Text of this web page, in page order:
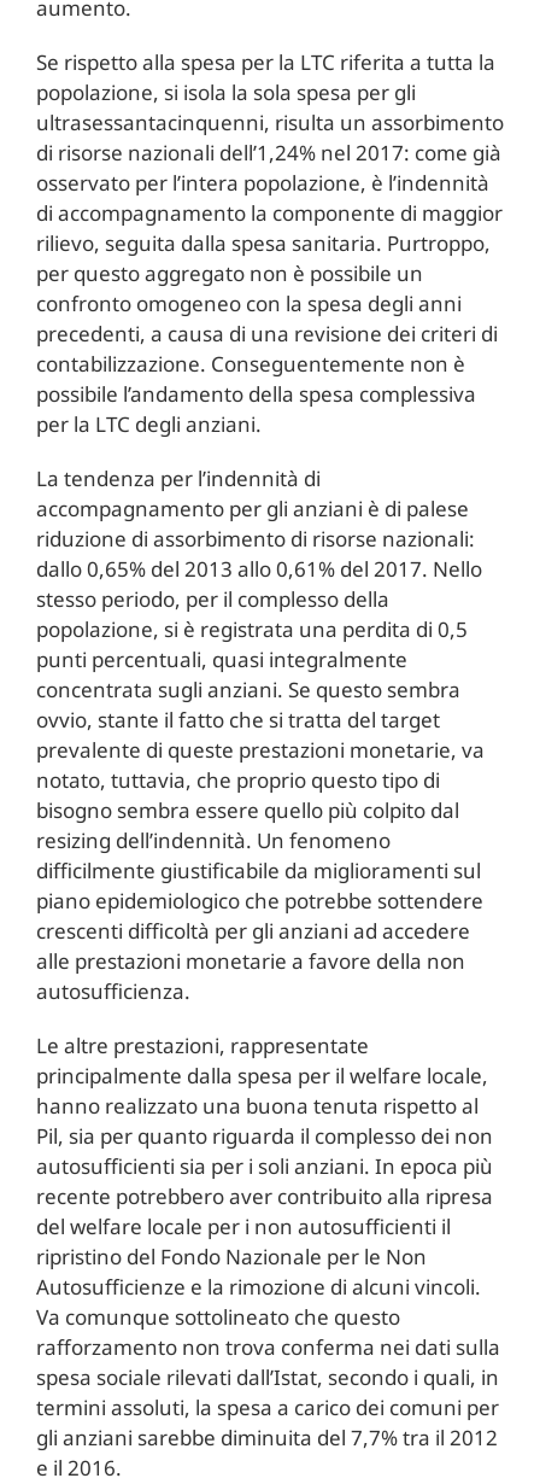
aumento.
Se rispetto alla spesa per la LTC riferita a tutta la
popolazione, si isola la sola spesa per gli
ultrasessantacinquenni, risulta un assorbimento
di risorse nazionali dell’1,24% nel 2017: come già
osservato per l’intera popolazione, è l’indennità
di accompagnamento la componente di maggior
rilievo, seguita dalla spesa sanitaria. Purtroppo,
per questo aggregato non è possibile un
confronto omogeneo con la spesa degli anni
precedenti, a causa di una revisione dei criteri di
contabilizzazione. Conseguentemente non è
possibile l’andamento della spesa complessiva
per la LTC degli anziani.
La tendenza per l’indennità di
accompagnamento per gli anziani è di palese
riduzione di assorbimento di risorse nazionali:
dallo 0,65% del 2013 allo 0,61% del 2017. Nello
stesso periodo, per il complesso della
popolazione, si è registrata una perdita di 0,5
punti percentuali, quasi integralmente
concentrata sugli anziani. Se questo sembra
ovvio, stante il fatto che si tratta del target
prevalente di queste prestazioni monetarie, va
notato, tuttavia, che proprio questo tipo di
bisogno sembra essere quello più colpito dal
resizing dell’indennità. Un fenomeno
difficilmente giustificabile da miglioramenti sul
piano epidemiologico che potrebbe sottendere
crescenti difficoltà per gli anziani ad accedere
alle prestazioni monetarie a favore della non
autosufficienza.
Le altre prestazioni, rappresentate
principalmente dalla spesa per il welfare locale,
hanno realizzato una buona tenuta rispetto al
Pil, sia per quanto riguarda il complesso dei non
autosufficienti sia per i soli anziani. In epoca più
recente potrebbero aver contribuito alla ripresa
del welfare locale per i non autosufficienti il
ripristino del Fondo Nazionale per le Non
Autosufficienze e la rimozione di alcuni vincoli.
Va comunque sottolineato che questo
rafforzamento non trova conferma nei dati sulla
spesa sociale rilevati dall’Istat, secondo i quali, in
termini assoluti, la spesa a carico dei comuni per
gli anziani sarebbe diminuita del 7,7% tra il 2012
e il 2016.